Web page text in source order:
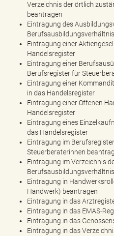
Verzeichnis der örtlich
beantragen
Eintragung des
Eintragung einer
Handelsregister
Eintragung einer
Berufsregister für
Eintragung einer
in das Handelsregister
Eintragung einer Offenen
Handelsregister
Eintragung eines
das Handelsregister
Eintragung im
Steuerberaterinnen
Eintragung im Verzeichnis
Eintragung in
Handwerk) beantragen
Eintragung in das
Eintragung in das EMAS-
Eintragung in das
Eintragung in das